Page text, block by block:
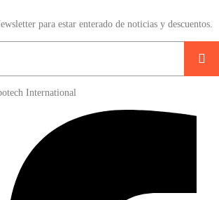
para estar enterado de noticias y descuentos.
International